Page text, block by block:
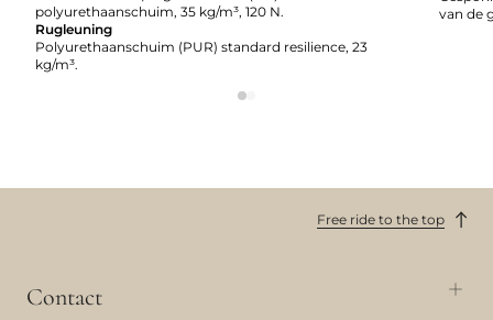
polyurethaanschuim, 35 kg/m³, 120 N.
Rugleuning
Polyurethaanschuim (PUR) standard resilience, 23
kg/m³.
van de
Free ride to the top
Contact